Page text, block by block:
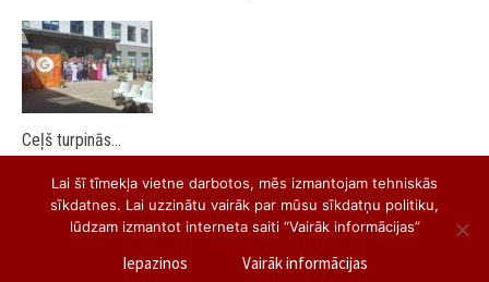
Ceļš turpinās…
Siguldas Valsts ģimnāzija
Lai šī tīmekļa vietne darbotos, mēs izmantojam tehniskās
sīkdatnes. Lai uzzinātu vairāk par mūsu sīkdatņu politiku,
lūdzam izmantot interneta saiti “Vairāk informācijas”
Iepazinos Vairāk informācijas